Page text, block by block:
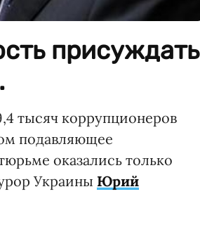
присуждать
тысяч коррупционеров
подавляющее
оказались только
Украины Юрий